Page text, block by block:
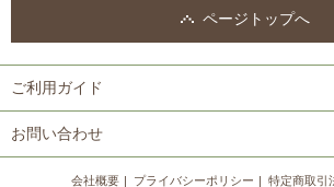
ページトップへ
ご利用ガイド
お問い合わせ
会社概要 プライバシーポリシー 特定商取引